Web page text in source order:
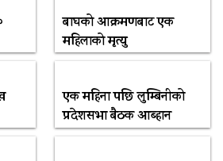
बाघको आक्रमणबाट एक
महिलाको मृत्यु
एक महिना पछि लुम्बिनीको
प्रदेशसभा बैठक आब्हान